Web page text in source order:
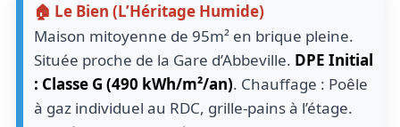
🏠 Le Bien (L’Héritage Humide)
Maison mitoyenne de 95m² en brique pleine.
Située proche de la Gare d’Abbeville. DPE Initial
: Classe G (490 kWh/m²/an). Chauffage : Poêle
à gaz individuel au RDC, grille-pains à l’étage.